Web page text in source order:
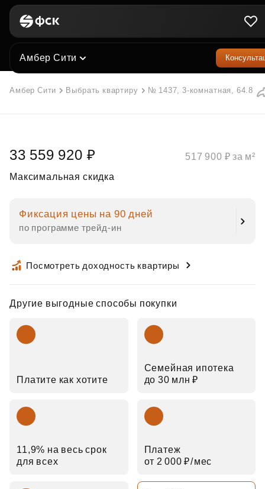
Амбер Сити
Амбер Сити Выбрать квартиру № 1437, 3-комнатная, 64.8 м²
33 559 920 ₽
Максимальная скидка
Фиксация цены на 90 дней
по программе трейд‑ин
Посмотреть доходность квартиры
Другие выгодные способы покупки
Платите как хотите
Семейная ипотека
до 30 млн ₽
11,9% на весь срок
для всех
Платеж
от 2 000 ₽⁠/⁠мес
517 900 ₽ за м²